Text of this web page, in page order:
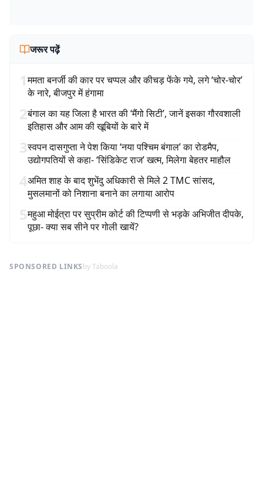
जरूर पढ़ें
1ममता बनर्जी की कार पर चप्पल और कीचड़ फेंके गये, लगे ‘चोर-चोर’
के नारे, बीजपुर में हंगामा
2बंगाल का यह जिला है भारत की ‘मैंगो सिटी’, जानें इसका गौरवशाली
इतिहास और आम की खूबियों के बारे में
3स्वपन दासगुप्ता ने पेश किया ‘नया पश्चिम बंगाल’ का रोडमैप,
उद्योगपतियों से कहा- ‘सिंडिकेट राज’ खत्म, मिलेगा बेहतर माहौल
4अमित शाह के बाद शुभेंदु अधिकारी से मिले 2 TMC सांसद,
मुसलमानों को निशाना बनाने का लगाया आरोप
5महुआ मोईत्रा पर सुप्रीम कोर्ट की टिप्पणी से भड़के अभिजीत दीपके,
पूछा- क्या सब सीने पर गोली खायें?
SPONSORED LINKSby Taboola